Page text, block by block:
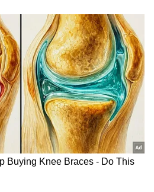
ದೋಷ, SpiceJetಗೆ ಕೇಂದ್ರದ
News) ಮತ್ತು ಜಗತ್ತಿನ
Kannada News)
ಸುವರ್ಣ ನ್ಯೂಸ್‌ ಫಾಲೋ
Latest Kannada News),
ನೇರ ಪ್ರಸಾರಗಳೊಂದಿಗೆ
) ಸಂಪೂರ್ಣ ಮಾಹಿತಿ ಒಂದೇ
ಸುವರ್ಣ ನ್ಯೂಸ್ ಅಧಿಕೃತ
ಹಾಗು ಎಲ್ಲಾ ಅಪ್‌ಡೇಟ್